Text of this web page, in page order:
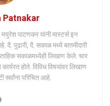
Patnakar
पाटणकर यांनी मास्टर्स इन
पुढारी, दै. सकाळ मध्ये बातमीदारी
सकाळमध्येही लिखाण केले. चार
होते. विविध विषयांवर लिखाण
सर्वांना परिचित आहे.